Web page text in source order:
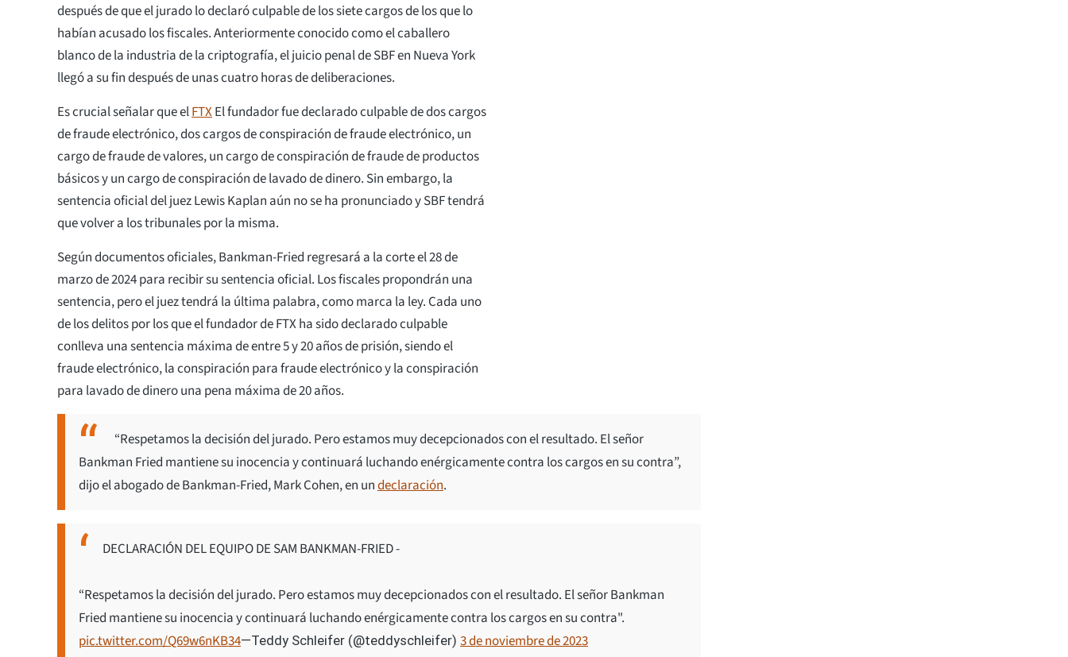
después de que el jurado lo declaró culpable de los siete cargos de los que lo
habían acusado los fiscales. Anteriormente conocido como el caballero
blanco de la industria de la criptografía, el juicio penal de SBF en Nueva York
llegó a su fin después de unas cuatro horas de deliberaciones.
Es crucial señalar que elFTXEl fundador fue declarado culpable de dos cargos
de fraude electrónico, dos cargos de conspiración de fraude electrónico, un
cargo de fraude de valores, un cargo de conspiración de fraude de productos
básicos y un cargo de conspiración de lavado de dinero. Sin embargo, la
sentencia oficial del juez Lewis Kaplan aún no se ha pronunciado y SBF tendrá
que volver a los tribunales por la misma.
Según documentos oficiales, Bankman-Fried regresará a la corte el 28 de
marzo de 2024 para recibir su sentencia oficial. Los fiscales propondrán una
sentencia, pero el juez tendrá la última palabra, como marca la ley. Cada uno
de los delitos por los que el fundador de FTX ha sido declarado culpable
conlleva una sentencia máxima de entre 5 y 20 años de prisión, siendo el
fraude electrónico, la conspiración para fraude electrónico y la conspiración
para lavado de dinero una pena máxima de 20 años.
“Respetamos la decisión del jurado. Pero estamos muy decepcionados con el resultado. El señor
Bankman Fried mantiene su inocencia y continuará luchando enérgicamente contra los cargos en su contra”,
dijo el abogado de Bankman-Fried, Mark Cohen, en undeclaración.
DECLARACIÓN DEL EQUIPO DE SAM BANKMAN-FRIED -
“Respetamos la decisión del jurado. Pero estamos muy decepcionados con el resultado. El señor Bankman
Fried mantiene su inocencia y continuará luchando enérgicamente contra los cargos en su contra".
pic.twitter.com/Q69w6nKB34—Teddy Schleifer (@teddyschleifer) 3 de noviembre de 2023